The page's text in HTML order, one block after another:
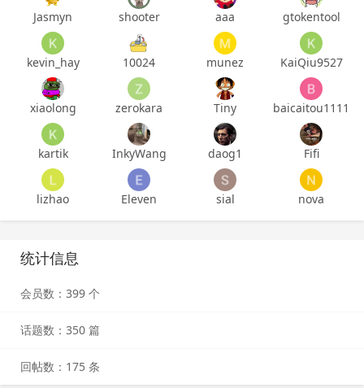
Jasmyn shooter aaa gtokentool
kevin_hay 10024 munez KaiQiu9527
xiaolong zerokara Tiny baicaitou1111
kartik InkyWang daog1 Fifi
lizhao Eleven sial nova
统计信息
会员数：399 个
话题数：350 篇
回帖数：175 条